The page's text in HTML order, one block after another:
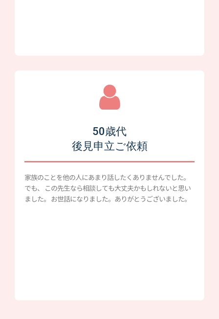
50歳代
後見申立ご依頼
家族のことを他の人にあまり話したくありませんでした。
でも、 この先生なら相談しても大丈夫かもしれないと思い
ました。 お世話になりました。ありがとうございました。